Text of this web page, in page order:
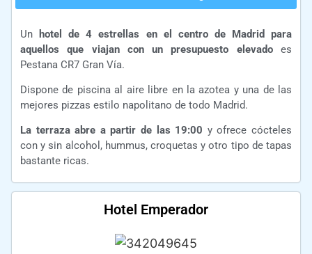
Un hotelde 4 estrellas en el centro de Madrid para
aquellos que viajan con un presupuesto elevado es
Pestana CR7 Gran Vía.
Dispone de piscina al aire libre en la azotea y una de las
mejores pizzas estilo napolitano de todo Madrid.
La terraza abre a partir de las 19:00 y ofrece cócteles
con y sin alcohol, hummus, croquetas y otro tipo de tapas
bastante ricas.
Hotel Emperador